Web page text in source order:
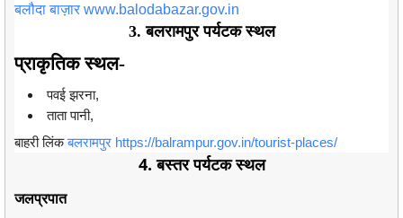
बलौदा बाज़ार www.balodabazar.gov.in
3. बलरामपुर पर्यटक स्थल
प्राकृतिक स्थल-
पवई झरना,
ताता पानी,
बाहरी लिंकबलरामपुर https://balrampur.gov.in/tourist-places/
4. बस्तर पर्यटक स्थल
जलप्रपात